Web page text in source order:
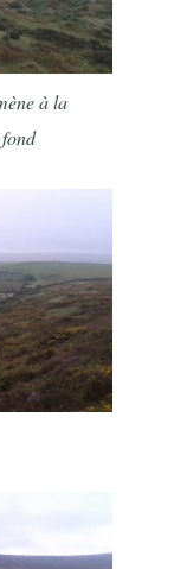
à la